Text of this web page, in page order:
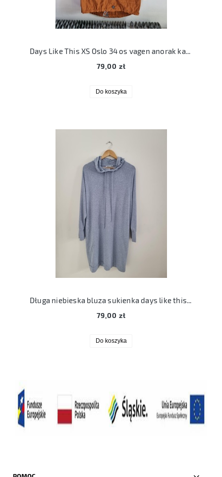
Days Like This XS Oslo 34 os vagen anorak karmelowy płaszcz
79,00 zł
Do koszyka
Długa niebieska bluza sukienka days like this L 40 z kapturem kp lerke dress
79,00 zł
Do koszyka